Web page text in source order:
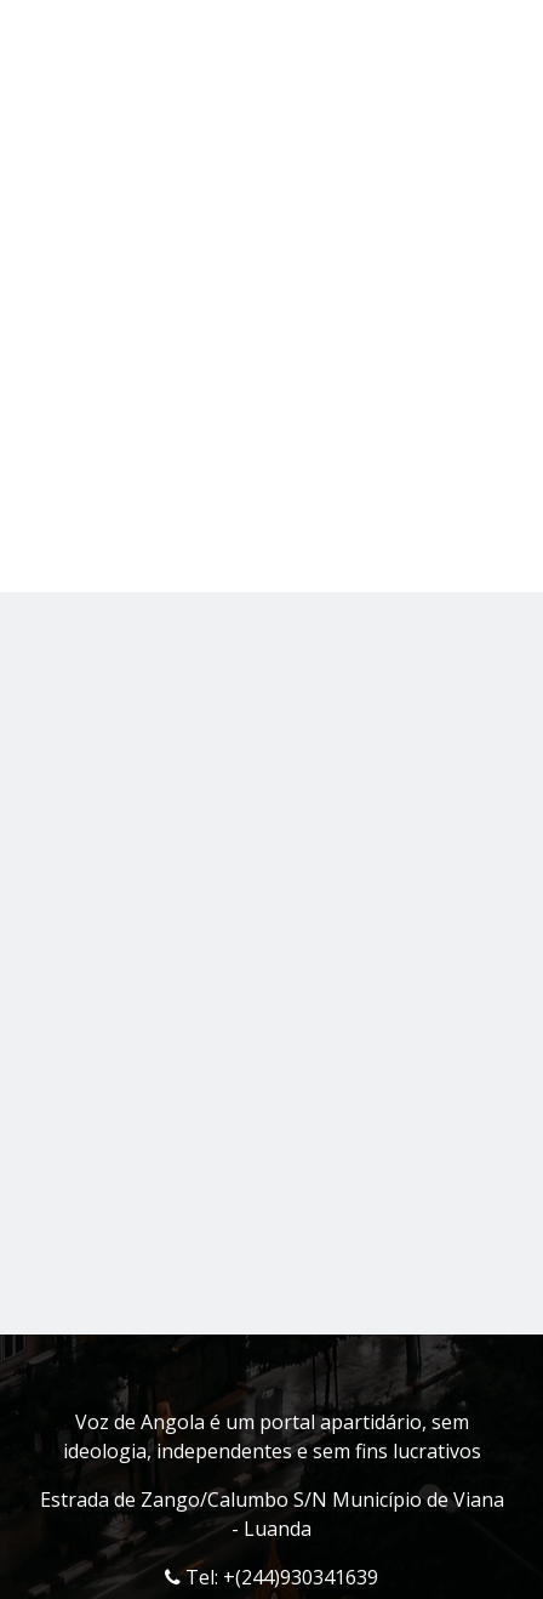
Voz de Angola é um portal apartidário, sem
ideologia, independentes e sem fins lucrativos
Estrada de Zango/Calumbo S/N Município de Viana
- Luanda
Tel: +(244)930341639